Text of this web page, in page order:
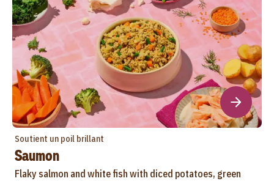
Soutient un poil brillant
Saumon
Flaky salmon and white fish with diced potatoes, green